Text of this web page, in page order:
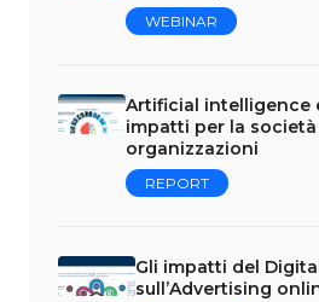
WEBINAR
Artificial intelligence
impatti per la
organizzazioni
REPORT
Gli impatti del
sull’Advertising